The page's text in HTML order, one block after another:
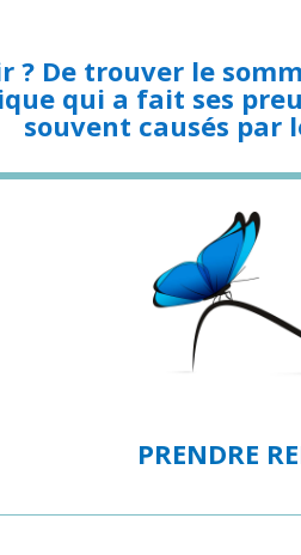
? De trouver le
qui a fait ses
souvent causés par
PRENDRE